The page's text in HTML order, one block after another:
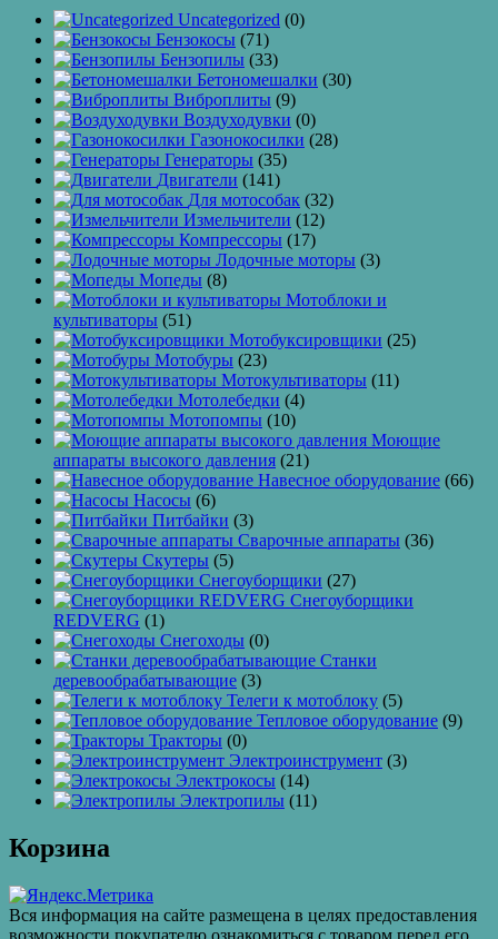
Uncategorized (0)
Бензокосы (71)
Бензопилы (33)
Бетономешалки (30)
Виброплиты (9)
Воздуходувки (0)
Газонокосилки (28)
Генераторы (35)
Двигатели (141)
Для мотособак (32)
Измельчители (12)
Компрессоры (17)
Лодочные моторы (3)
Мопеды (8)
Мотоблоки и
культиваторы (51)
Мотобуксировщики (25)
Мотобуры (23)
Мотокультиваторы (11)
Мотолебедки (4)
Мотопомпы (10)
Моющие
аппараты высокого давления (21)
Навесное оборудование (66)
Насосы (6)
Питбайки (3)
Сварочные аппараты (36)
Скутеры (5)
Снегоуборщики (27)
Снегоуборщики
REDVERG (1)
Снегоходы (0)
Станки
деревообрабатывающие (3)
Телеги к мотоблоку (5)
Тепловое оборудование (9)
Тракторы (0)
Электроинструмент (3)
Электрокосы (14)
Электропилы (11)
Корзина
Вся информация на сайте размещена в целях предоставления
возможности покупателю ознакомиться с товаром перед его